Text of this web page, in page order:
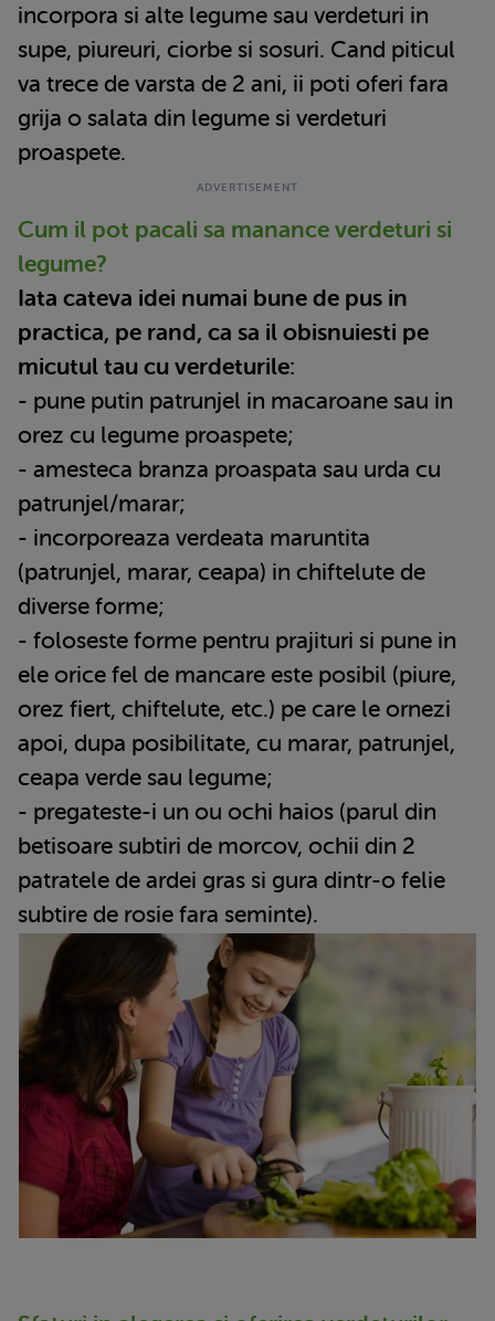
incorpora si alte legume sau verdeturi in
supe, piureuri, ciorbe si sosuri. Cand piticul
va trece de varsta de 2 ani, ii poti oferi fara
grija o salata din legume si verdeturi
proaspete.
Cum il pot pacali sa manance verdeturi si
legume?
Iata cateva idei numai bune de pus in
practica, pe rand, ca sa il obisnuiesti pe
micutul tau cu verdeturile:
- pune putin patrunjel in macaroane sau in
orez cu legume proaspete;
- amesteca branza proaspata sau urda cu
patrunjel/marar;
- incorporeaza verdeata maruntita
(patrunjel, marar, ceapa) in chiftelute de
diverse forme;
- foloseste forme pentru prajituri si pune in
ele orice fel de mancare este posibil (piure,
orez fiert, chiftelute, etc.) pe care le ornezi
apoi, dupa posibilitate, cu marar, patrunjel,
ceapa verde sau legume;
- pregateste-i un ou ochi haios (parul din
betisoare subtiri de morcov, ochii din 2
patratele de ardei gras si gura dintr-o felie
subtire de rosie fara seminte).